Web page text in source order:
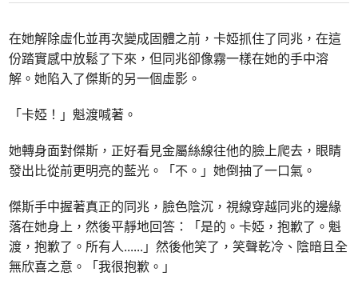
在她解除虛化並再次變成固體之前，卡婭抓住了同兆，在這
份踏實感中放鬆了下來，但同兆卻像霧一樣在她的手中溶
解。她陷入了傑斯的另一個虛影。
「卡婭！」魁渡喊著。
她轉身面對傑斯，正好看見金屬絲線往他的臉上爬去，眼睛
發出比從前更明亮的藍光。「不。」她倒抽了一口氣。
傑斯手中握著真正的同兆，臉色陰沉，視線穿越同兆的邊緣
落在她身上，然後平靜地回答：「是的。卡婭，抱歉了。魁
渡，抱歉了。所有人......」然後他笑了，笑聲乾冷、陰暗且全
無欣喜之意。「我很抱歉。」